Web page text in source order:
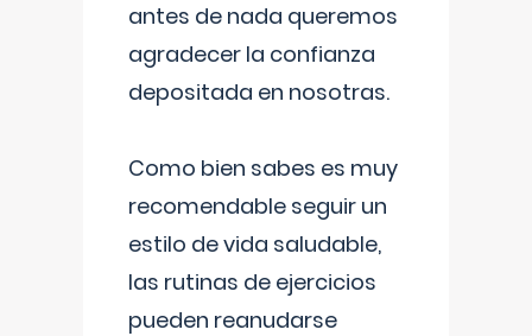
antes de nada queremos
agradecer la confianza
depositada en nosotras.
Como bien sabes es muy
recomendable seguir un
estilo de vida saludable,
las rutinas de ejercicios
pueden reanudarse